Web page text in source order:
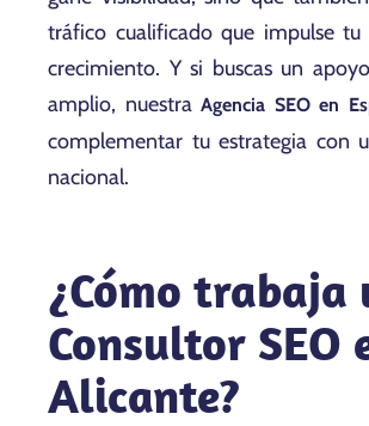
tráfico cualificado que impulse tu
crecimiento. Y si buscas un
amplio, nuestraAgencia SEO en
complementar tu estrategia con
nacional.
¿Cómo trabaja
Consultor SEO
Alicante?